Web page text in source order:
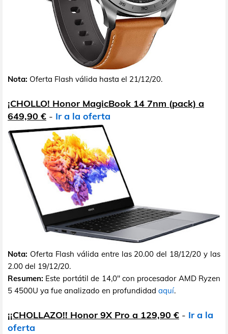
Nota: Oferta Flash válida hasta el 21/12/20.
¡CHOLLO! Honor MagicBook 14 7nm (pack) a
649,90 € - Ir a la oferta
Nota: Oferta Flash válida entre las 20.00 del 18/12/20 y las
2.00 del 19/12/20.
Resumen: Este portátil de 14,0" con procesador AMD Ryzen
5 4500U ya fue analizado en profundidad aquí.
¡¡CHOLLAZO!! Honor 9X Pro a 129,90 € - Ir a la
oferta